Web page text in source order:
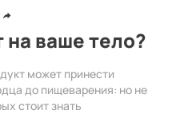
на ваше тело?
может принести
до пищеварения: но не
стоит знать